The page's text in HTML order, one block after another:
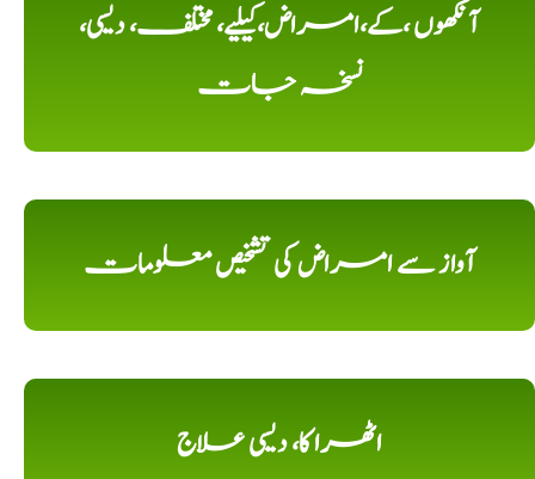
آنکھوں ،کے،امراض،کیلیے، مختلف، دیسی،
نسخہ جات
آواز سے امراض کی تشخیص معلومات
اٹھرا کا، دیسی علاج